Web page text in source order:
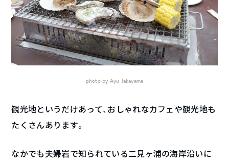
photo by Ayu Takayama
観光地というだけあって、おしゃれなカフェや観光地も
たくさんあります。
なかでも夫婦岩で知られている二見ヶ浦の海岸沿いに